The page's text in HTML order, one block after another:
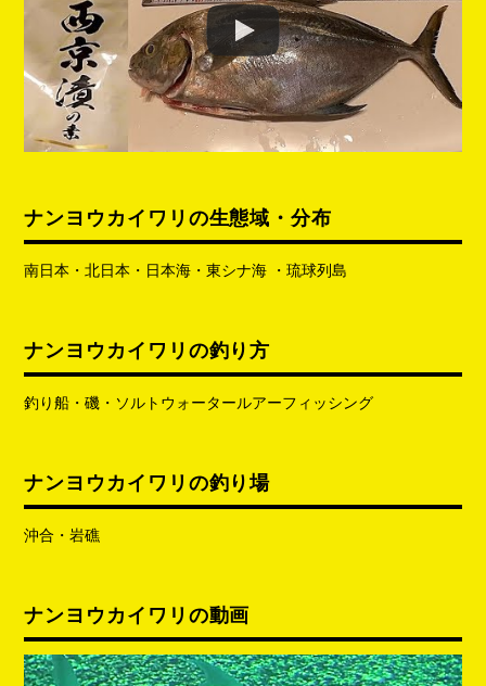
ナンヨウカイワリの生態域・分布
南日本・北日本・日本海・東シナ海 ・琉球列島
ナンヨウカイワリの釣り方
釣り船・磯・ソルトウォータールアーフィッシング
ナンヨウカイワリの釣り場
沖合・岩礁
ナンヨウカイワリの動画